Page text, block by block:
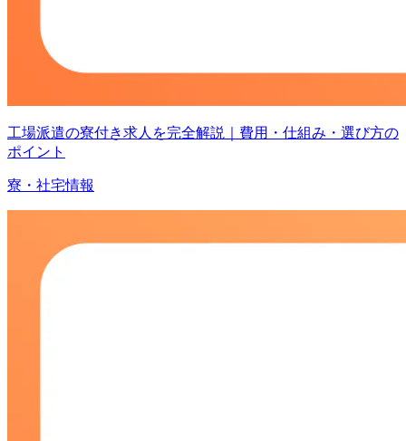
工場派遣の寮付き求人を完全解説｜費用・仕組み・選び方の
ポイント
寮・社宅情報